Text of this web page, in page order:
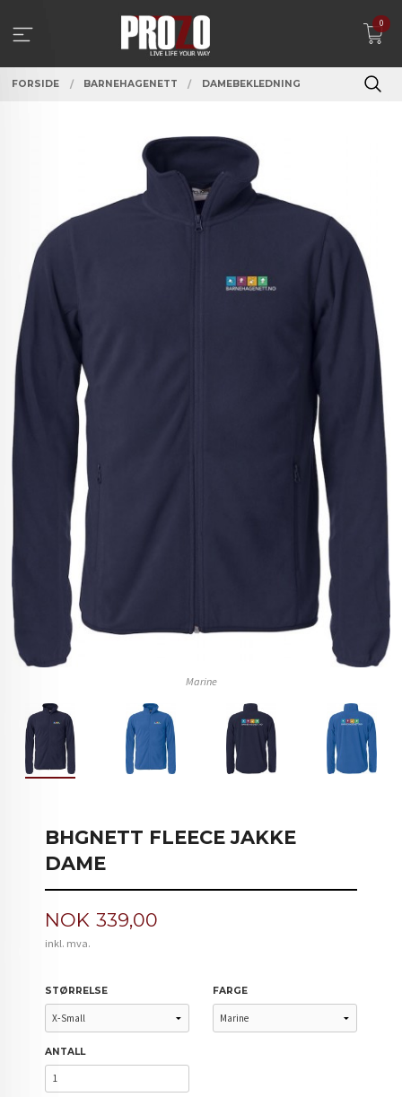
innholdet
0
FORSIDE BARNEHAGENETT DAMEBEKLEDNING
Marine
BHGNETT FLEECE JAKKE
DAME
Pris
NOK 339,00
inkl. mva.
STØRRELSE FARGE
ANTALL